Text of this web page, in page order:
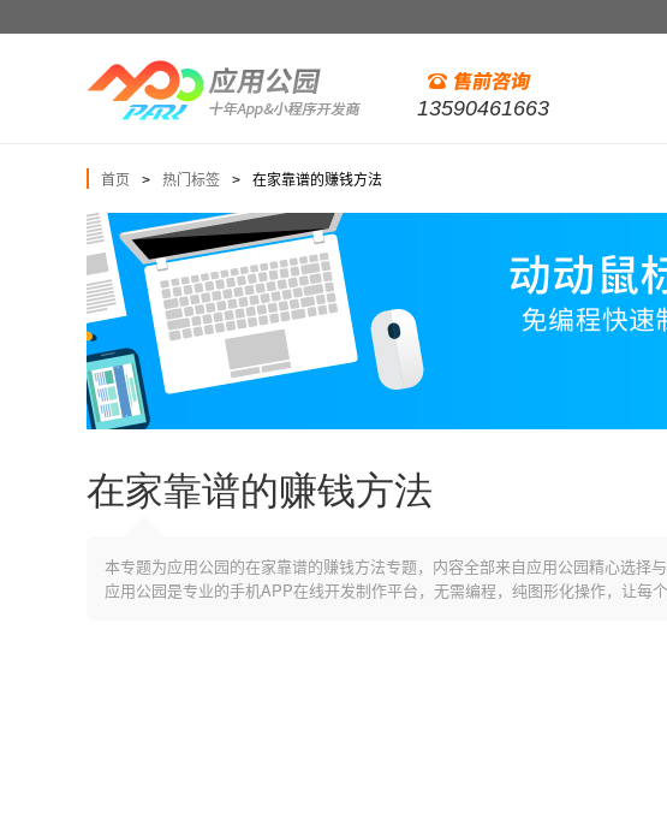
13590461663
首页 > 热门标签 > 在家靠谱的赚钱方法
在家靠谱的赚钱方法
本专题为应用公园的在家靠谱的赚钱方法专题，内容全部来自应用公园精心选择
应用公园是专业的手机APP在线开发制作平台，无需编程，纯图形化操作，让每